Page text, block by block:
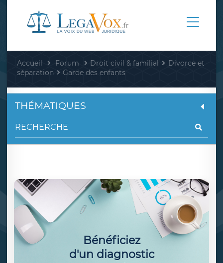
Accueil Forum Droit civil & familial
Divorce et
séparation
Garde des enfants
THÉMATIQUES
Bénéficiez
d'un diagnostic